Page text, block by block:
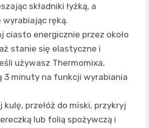
składniki łyżką, a
ręką.
ciasto energicznie przez około
stanie się elastyczne i
używasz Thermomixa,
3 minuty na funkcji wyrabiania
kulę, przełóż do miski, przykryj
lub folią spożywczą i